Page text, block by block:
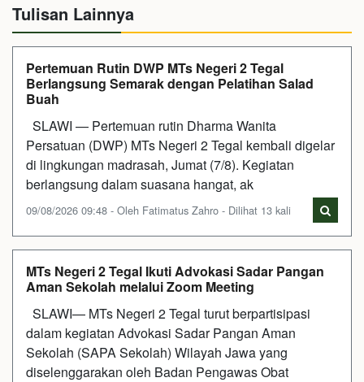
Tulisan Lainnya
Pertemuan Rutin DWP MTs Negeri 2 Tegal
Berlangsung Semarak dengan Pelatihan Salad
Buah
SLAWI — Pertemuan rutin Dharma Wanita
Persatuan (DWP) MTs Negeri 2 Tegal kembali digelar
di lingkungan madrasah, Jumat (7/8). Kegiatan
berlangsung dalam suasana hangat, ak
09/08/2026 09:48 - Oleh Fatimatus Zahro - Dilihat 13 kali
MTs Negeri 2 Tegal Ikuti Advokasi Sadar Pangan
Aman Sekolah melalui Zoom Meeting
SLAWI— MTs Negeri 2 Tegal turut berpartisipasi
dalam kegiatan Advokasi Sadar Pangan Aman
Sekolah (SAPA Sekolah) Wilayah Jawa yang
diselenggarakan oleh Badan Pengawas Obat